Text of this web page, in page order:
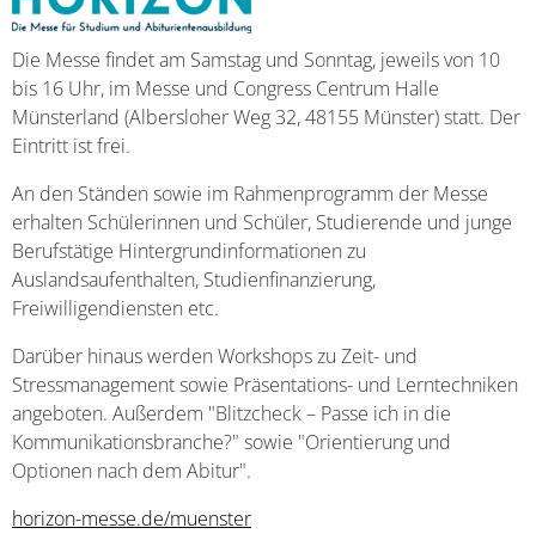
Die Messe findet am Samstag und Sonntag, jeweils von 10
bis 16 Uhr, im Messe und Congress Centrum Halle
Münsterland (Albersloher Weg 32, 48155 Münster) statt. Der
Eintritt ist frei.
An den Ständen sowie im Rahmenprogramm der Messe
erhalten Schülerinnen und Schüler, Studierende und junge
Berufstätige Hintergrundinformationen zu
Auslandsaufenthalten, Studienfinanzierung,
Freiwilligendiensten etc.
Darüber hinaus werden Workshops zu Zeit- und
Stressmanagement sowie Präsentations- und Lerntechniken
angeboten. Außerdem "Blitzcheck – Passe ich in die
Kommunikationsbranche?" sowie "Orientierung und
Optionen nach dem Abitur".
horizon-messe.de/muenster